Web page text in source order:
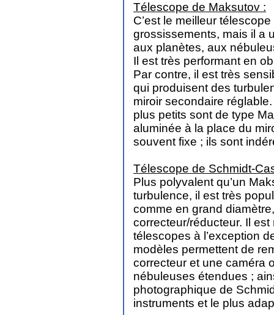
Télescope de Maksutov :
C’est le meilleur
grossissements, mais il a
aux planètes, aux
Il est très performant en
Par contre, il est très
qui produisent des
miroir secondaire
plus petits sont de type
aluminée à la place du
souvent fixe ; ils sont
Télescope de Schmidt-
Plus polyvalent qu’un
turbulence, il est très
comme en grand
correcteur/réducteur. Il
télescopes à l’exception
modèles permettent de
correcteur et une caméra
nébuleuses étendues ;
photographique de
instruments et le plus